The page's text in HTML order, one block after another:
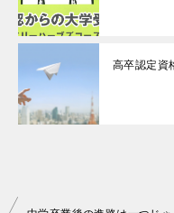
高卒認定資